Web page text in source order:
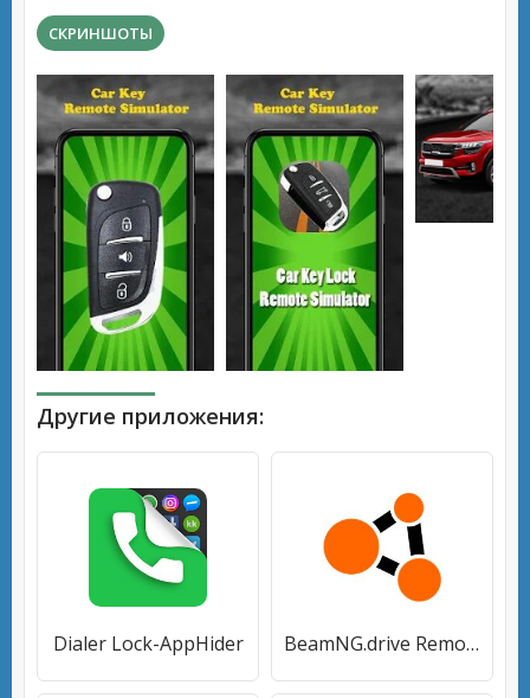
СКРИНШОТЫ
Другие приложения:
Dialer Lock-AppHider BeamNG.drive Remote Control V2